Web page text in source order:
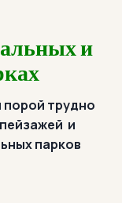
и
порой трудно
и
парков